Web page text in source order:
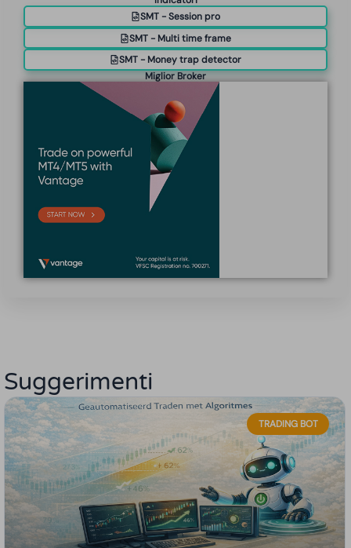
SMT - Session pro
SMT - Multi time frame
SMT - Money trap detector
Miglior Broker
Suggerimenti
TRADING BOT